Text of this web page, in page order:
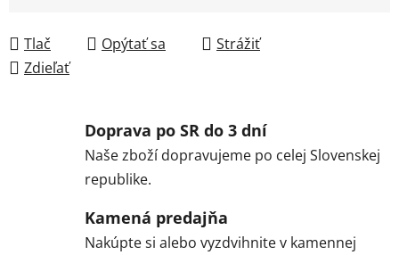
Tlač
Opýtať sa
Strážiť
Zdieľať
Doprava po SR do 3 dní
Naše zboží dopravujeme po celej Slovenskej
republike.
Kamená predajňa
Nakúpte si alebo vyzdvihnite v kamennej